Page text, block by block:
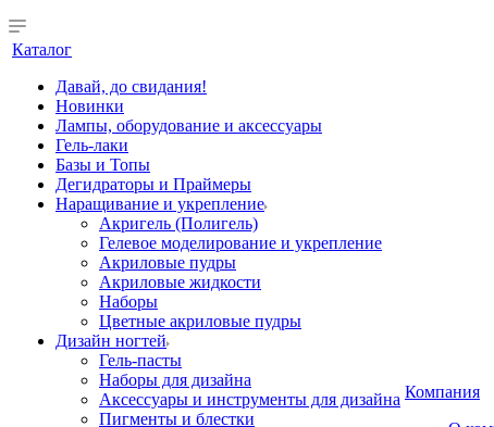
Каталог
Давай, до свидания!
Новинки
Лампы, оборудование и аксессуары
Гель-лаки
Базы и Топы
Дегидраторы и Праймеры
Наращивание и укрепление
Акригель (Полигель)
Гелевое моделирование и укрепление
Акриловые пудры
Акриловые жидкости
Наборы
Цветные акриловые пудры
Дизайн ногтей
Гель-пасты
Наборы для дизайна
Аксессуары и инструменты для дизайна
Пигменты и блестки
Компания